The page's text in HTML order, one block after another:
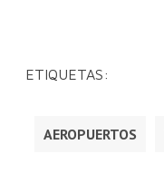
ETIQUETAS:
AEROPUERTOS